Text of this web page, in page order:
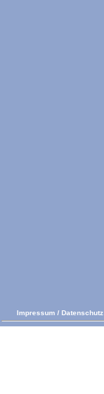
Impressum / Datenschutz